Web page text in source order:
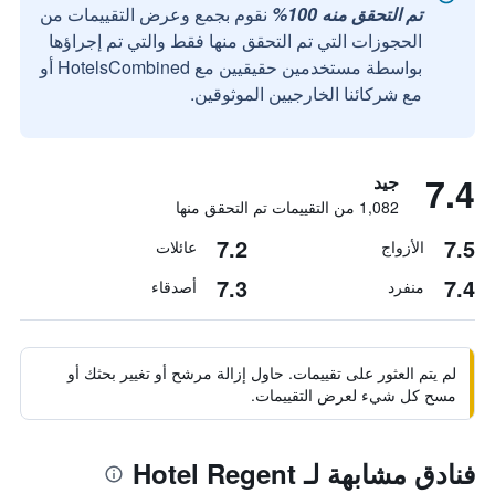
تم التحقق منه 100%
نقوم بجمع وعرض التقييمات من
الحجوزات التي تم التحقق منها فقط والتي تم إجراؤها
بواسطة مستخدمين حقيقيين مع HotelsCombined أو
مع شركائنا الخارجيين الموثوقين.
7.4 جيد
1,082 من التقييمات تم التحقق منها
7.5 الأزواج 7.2 عائلات
7.4 منفرد 7.3 أصدقاء
لم يتم العثور على تقييمات. حاول إزالة مرشح أو تغيير بحثك أو
مسح كل شيء لعرض التقييمات.
فنادق مشابهة لـ Hotel Regent